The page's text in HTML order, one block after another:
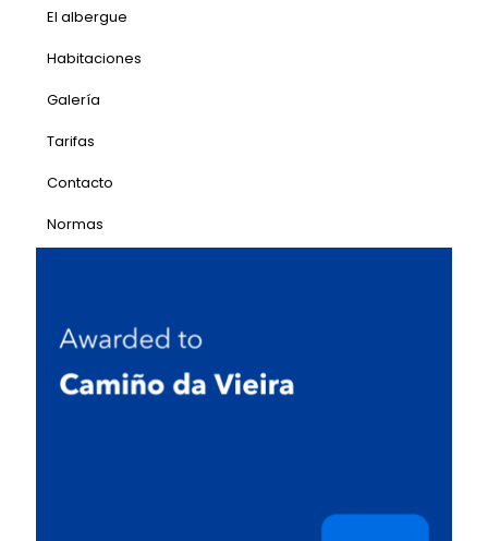
El albergue
Habitaciones
Galería
Tarifas
Contacto
Normas